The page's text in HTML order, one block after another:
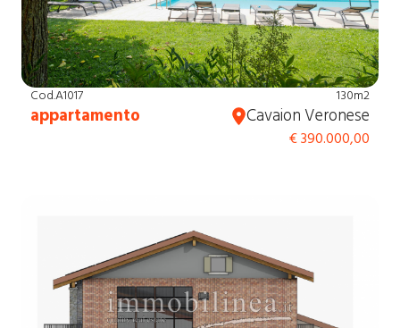
Cod.A1017
appartamento
130m2
Cavaion Veronese
€ 390.000,00